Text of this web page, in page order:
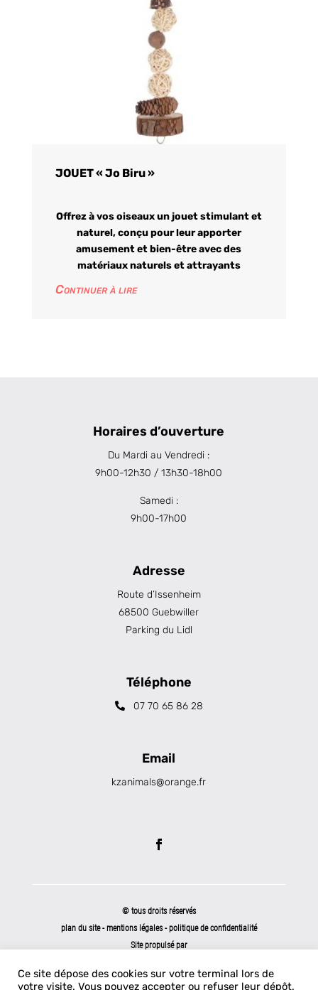
JOUET « Jo Biru »
Offrez à vos oiseaux un jouet stimulant et
naturel, conçu pour leur apporter
amusement et bien-être avec des
matériaux naturels et attrayants
Continuer à lire
Horaires d’ouverture
Du Mardi au Vendredi :
9h00-12h30 / 13h30-18h00
Samedi :
9h00-17h00
Adresse
Route d’Issenheim
68500 Guebwiller
Parking du Lidl
Téléphone
07 70 65 86 28
Email
kzanimals@orange.fr
© tous droits réservés
plan du site-mentions légales -politique de confidentialité
Site propulsé par
Ce site dépose des cookies sur votre terminal lors de
votre visite. Vous pouvez accepter ou refuser leur dépôt.